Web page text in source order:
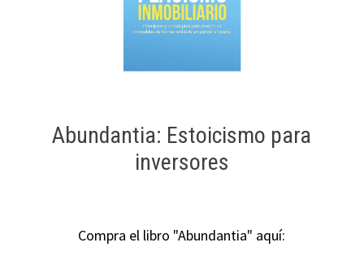
Abundantia: Estoicismo para
inversores
Compra el libro "Abundantia" aquí: